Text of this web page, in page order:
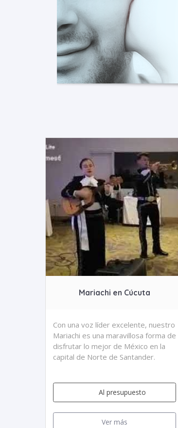
Mariachi en Cúcuta
Con una voz líder excelente, nuestro
Mariachi es una maravillosa forma de
disfrutar lo mejor de México en la
capital de Norte de Santander.
Al presupuesto
Ver más